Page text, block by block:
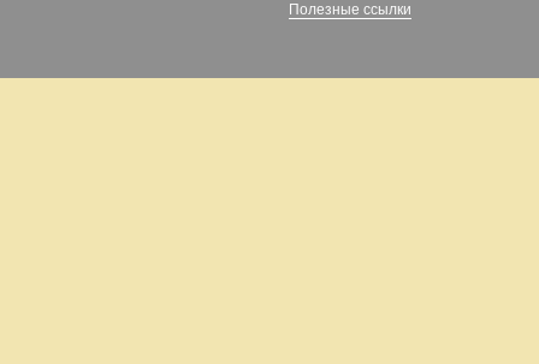
Полезные ссылки